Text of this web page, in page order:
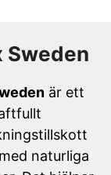
Sweden
är ett
naturliga